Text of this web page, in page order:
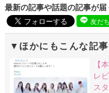
最新の記事や話題の記事が届
友だ
ほかにもこんな記
【
レ
ス